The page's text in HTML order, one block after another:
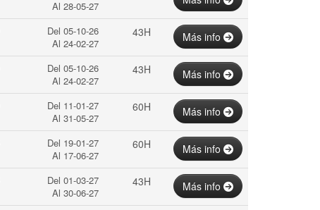
Al 28-05-27
Del 05-10-26
Al 24-02-27
43H Más info
Del 05-10-26
Al 24-02-27
43H Más info
Del 11-01-27
Al 31-05-27
60H Más info
Del 19-01-27
Al 17-06-27
60H Más info
Del 01-03-27
Al 30-06-27
43H Más info